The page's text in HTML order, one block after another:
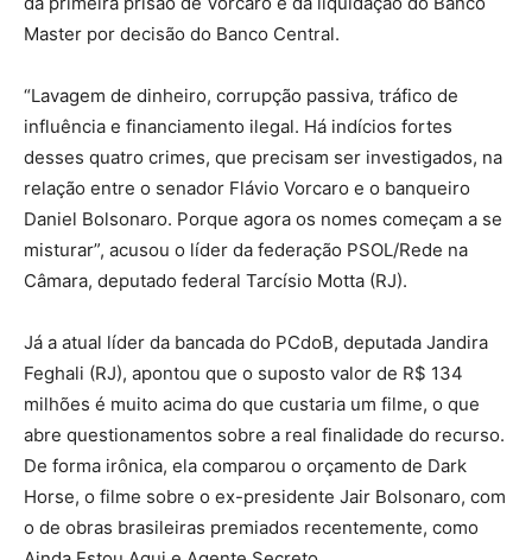
Master por decisão do Banco Central.
“Lavagem de dinheiro, corrupção passiva, tráfico de
influência e financiamento ilegal. Há indícios fortes
desses quatro crimes, que precisam ser investigados, na
relação entre o senador Flávio Vorcaro e o banqueiro
Daniel Bolsonaro. Porque agora os nomes começam a se
misturar”, acusou o líder da federação PSOL/Rede na
Câmara, deputado federal Tarcísio Motta (RJ).
Já a atual líder da bancada do PCdoB, deputada Jandira
Feghali (RJ), apontou que o suposto valor de R$ 134
milhões é muito acima do que custaria um filme, o que
abre questionamentos sobre a real finalidade do recurso.
De forma irônica, ela comparou o orçamento de Dark
Horse, o filme sobre o ex-presidente Jair Bolsonaro, com
o de obras brasileiras premiados recentemente, como